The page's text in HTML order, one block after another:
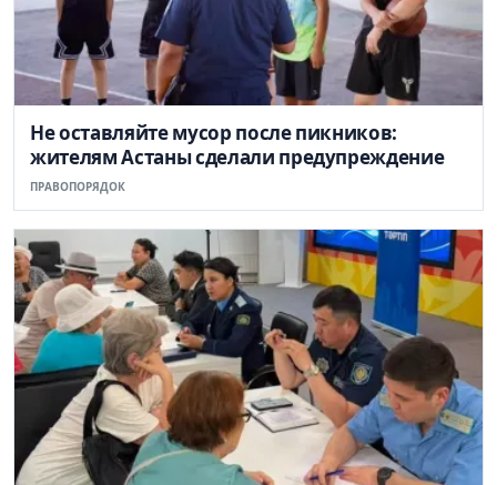
Не оставляйте мусор после пикников:
жителям Астаны сделали предупреждение
ПРАВОПОРЯДОК